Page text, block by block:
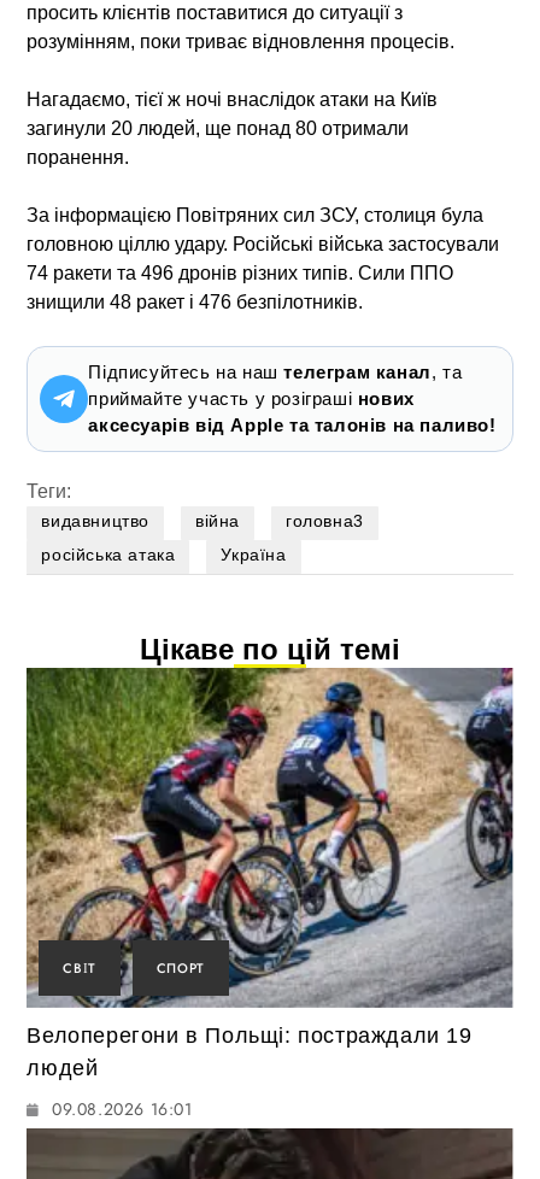
просить клієнтів поставитися до ситуації з
розумінням, поки триває відновлення процесів.
Нагадаємо, тієї ж ночі внаслідок атаки на Київ
загинули 20 людей, ще понад 80 отримали
поранення.
За інформацією Повітряних сил ЗСУ, столиця була
головною ціллю удару. Російські війська застосували
74 ракети та 496 дронів різних типів. Сили ППО
знищили 48 ракет і 476 безпілотників.
Підписуйтесь на наштелеграм канал, та
приймайте участь у розіграші нових
аксесуарів від Apple та талонів на паливо!
Теги:
видавництво війна
головна3
російська атака
Україна
Цікаве по цій темі
СВІТ СПОРТ
Велоперегони в Польщі: постраждали 19
людей
09.08.2026 16:01